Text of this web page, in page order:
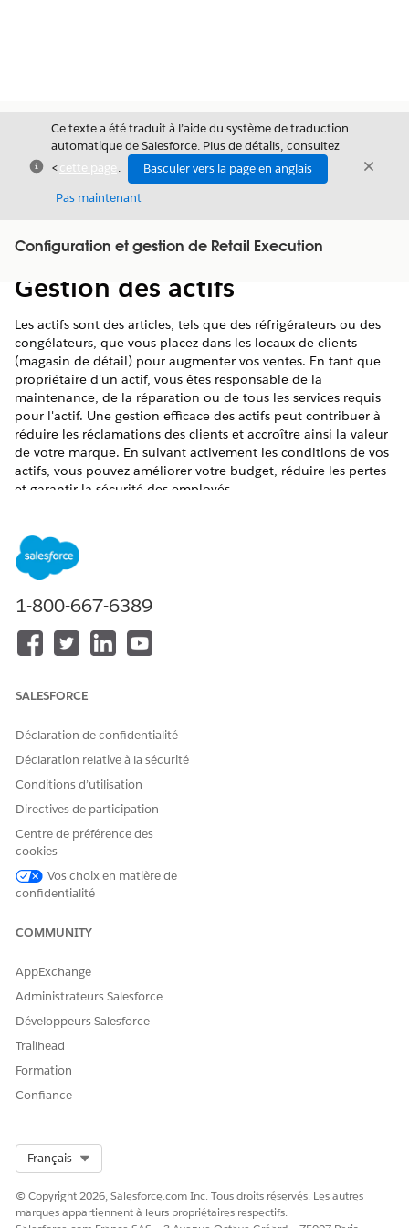
Fermer
Ce texte a été traduit à l’aide du système de traduction
automatique de Salesforce. Plus de détails, consultez
<cette page .
Basculer vers la page en anglais
Pas maintenant
Fermer
Configuration et gestion de Retail Execution
Afficher la table des matières
Table des
Gestion des actifs
Les actifs sont des articles, tels que des réfrigérateurs ou des
congélateurs, que vous placez dans les locaux de clients
(magasin de détail) pour augmenter vos ventes. En tant que
propriétaire d'un actif, vous êtes responsable de la
maintenance, de la réparation ou de tous les services requis
pour l'actif. Une gestion efficace des actifs peut contribuer à
réduire les réclamations des clients et accroître ainsi la valeur
de votre marque. En suivant activement les conditions de vos
actifs, vous pouvez améliorer votre budget, réduire les pertes
et garantir la sécurité des employés.
Disponible avec : Lightning Experience dans les éditions
Professional
Un modèle d’actif définit les caractéristiques génériques d’un
actif, et un type d’actif définit les détails de l'actif. Créez par
Créez des modèles afin d'accélérer la création d'actifs pour
l'organisation commerciale.
Création d’un type d'actif
Pour classer des actifs, créez des types d'actif. Les types
Dites-nous ce que nous pouvons améliorer !
1-800-667-6389
SALESFORCE
Déclaration de confidentialité
Déclaration relative à la sécurité
Conditions d’utilisation
Directives de participation
Centre de préférence des
cookies
Vos choix en matière de
confidentialité
COMMUNITY
AppExchange
Administrateurs Salesforce
Développeurs Salesforce
Trailhead
Formation
Confiance
Français
© Copyright 2026, Salesforce.com Inc. Tous droits réservés. Les autres
marques appartiennent à leurs propriétaires respectifs.